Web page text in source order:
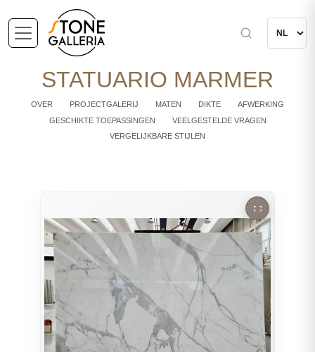
STATUARIO MARMER
OVER PROJECTGALERIJ MATEN DIKTE
AFWERKING
GESCHIKTE TOEPASSINGEN
VEELGESTELDE VRAGEN
VERGELIJKBARE STIJLEN